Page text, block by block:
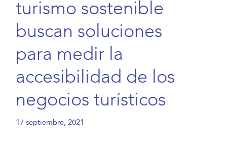
turismo sostenible
buscan soluciones
para medir la
accesibilidad de los
negocios turísticos
17 septiembre, 2021